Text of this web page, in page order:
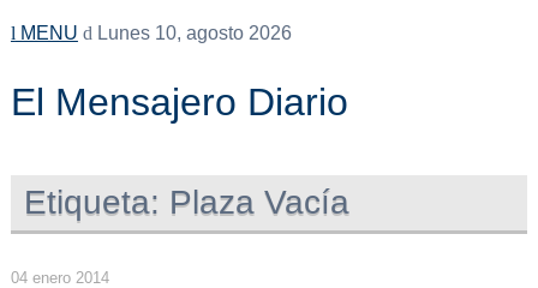
MENU Lunes 10, agosto 2026
El Mensajero Diario
Etiqueta: Plaza Vacía
04 enero 2014